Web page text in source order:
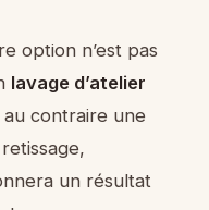
option n’est pas
lavage d’atelier
contraire une
un résultat